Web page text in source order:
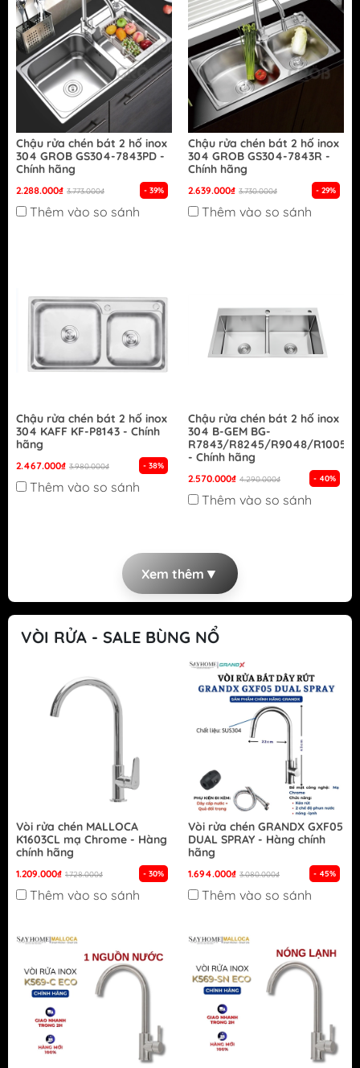
Chậu rửa chén bát 2 hố inox
304 GROB GS304-7843PD -
Chính hãng
2.288.000₫ 3.773.000₫ - 39%
Thêm vào so sánh
Chậu rửa chén bát 2 hố inox
304 GROB GS304-7843R -
Chính hãng
2.639.000₫ 3.730.000₫ - 29%
Thêm vào so sánh
Chậu rửa chén bát 2 hố inox
304 KAFF KF-P8143 - Chính
hãng
2.467.000₫ 3.980.000₫ - 38%
Thêm vào so sánh
Chậu rửa chén bát 2 hố inox
304 B-GEM BG-
R7843/R8245/R9048/
- Chính hãng
2.570.000₫ 4.290.000₫ - 40%
Thêm vào so sánh
Xem thêm ▼
VÒI RỬA - SALE BÙNG NỔ
Vòi rửa chén MALLOCA
K1603CL mạ Chrome - Hàng
chính hãng
1.209.000₫ 1.728.000₫ - 30%
Thêm vào so sánh
Vòi rửa chén GRANDX GXF05
DUAL SPRAY - Hàng chính
hãng
1.694.000₫ 3.080.000₫ - 45%
Thêm vào so sánh